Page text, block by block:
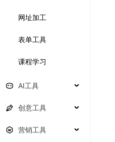
网址加工
表单工具
课程学习
AI工具
创意工具
营销工具